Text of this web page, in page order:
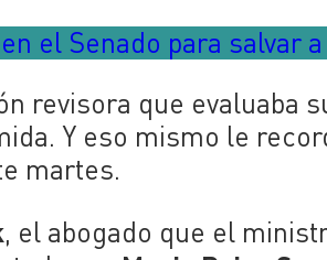
el Senado para salvar
revisora que evaluaba
Y eso mismo le
martes.
, el abogado que el